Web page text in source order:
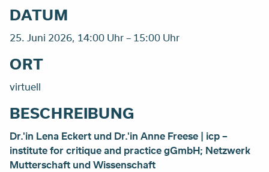
DATUM
25. Juni 2026, 14:00 Uhr – 15:00 Uhr
ORT
virtuell
BESCHREIBUNG
Dr.'in Lena Eckert und Dr.'in Anne Freese | icp –
institute for critique and practice gGmbH; Netzwerk
Mutterschaft und Wissenschaft